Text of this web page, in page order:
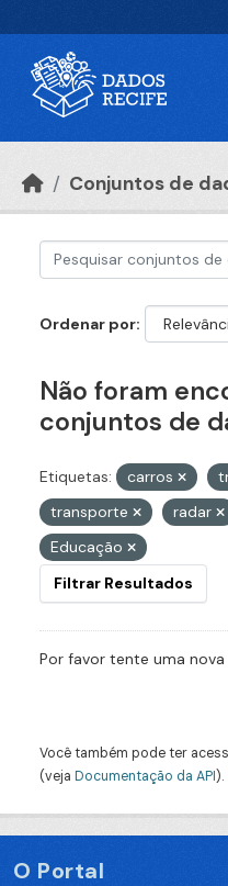
Conjuntos de
Ordenar por
Não foram
conjuntos de
Etiquetas: carros
transporte
radar
Educação
Filtrar Resultados
Por favor tente uma nova
Você também pode ter
(veja Documentação da API).
O Portal